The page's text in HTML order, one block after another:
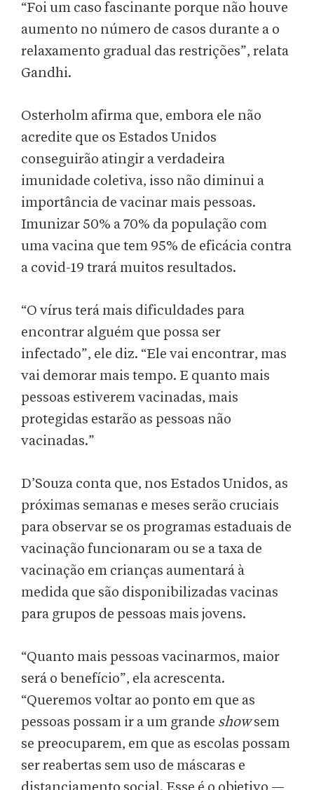
“Foi um caso fascinante porque não houve
aumento no número de casos durante a o
relaxamento gradual das restrições”, relata
Gandhi.
Osterholm afirma que, embora ele não
acredite que os Estados Unidos
conseguirão atingir a verdadeira
imunidade coletiva, isso não diminui a
importância de vacinar mais pessoas.
Imunizar 50% a 70% da população com
uma vacina que tem 95% de eficácia contra
a covid-19 trará muitos resultados.
“O vírus terá mais dificuldades para
encontrar alguém que possa ser
infectado”, ele diz. “Ele vai encontrar, mas
vai demorar mais tempo. E quanto mais
pessoas estiverem vacinadas, mais
protegidas estarão as pessoas não
vacinadas.”
D’Souza conta que, nos Estados Unidos, as
próximas semanas e meses serão cruciais
para observar se os programas estaduais de
vacinação funcionaram ou se a taxa de
vacinação em crianças aumentará à
medida que são disponibilizadas vacinas
para grupos de pessoas mais jovens.
“Quanto mais pessoas vacinarmos, maior
será o benefício”, ela acrescenta.
“Queremos voltar ao ponto em que as
pessoas possam ir a um grande showsem
se preocuparem, em que as escolas possam
ser reabertas sem uso de máscaras e